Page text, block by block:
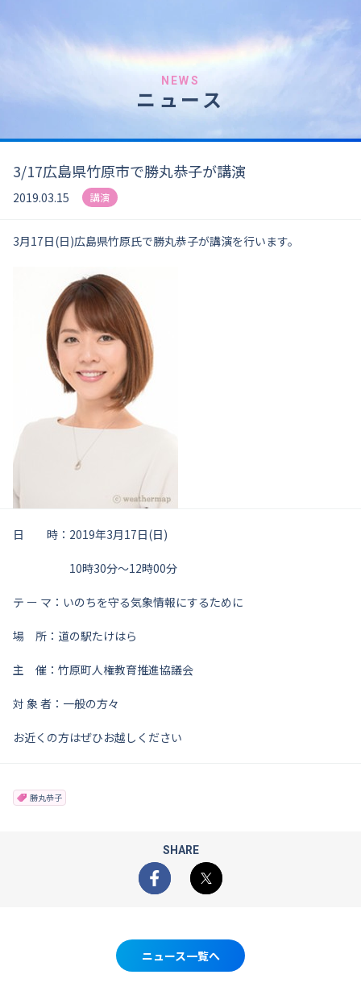
NEWS
ニュース
3/17広島県竹原市で勝丸恭子が講演
2019.03.15 講演
3月17日(日)広島県竹原氏で勝丸恭子が講演を行います。
日 時：2019年3月17日(日)
10時30分～12時00分
テ ー マ：いのちを守る気象情報にするために
場 所：道の駅たけはら
主 催：竹原町人権教育推進協議会
対 象 者：一般の方々
お近くの方はぜひお越しください
勝丸恭子
SHARE
Facebook
X
ニュース一覧へ